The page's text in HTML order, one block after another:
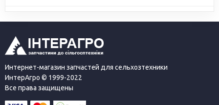
Интернет-магазин запчастей для сельхозтехники
ИнтерАгро © 1999-2022
Все права защищены